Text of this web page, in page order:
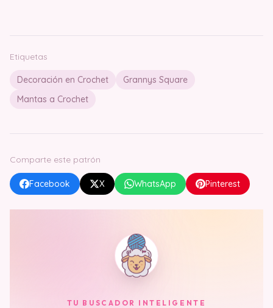
Etiquetas
Decoración en Crochet
Grannys Square
Mantas a Crochet
Comparte este patrón
Facebook X WhatsApp Pinterest
TU BUSCADOR INTELIGENTE